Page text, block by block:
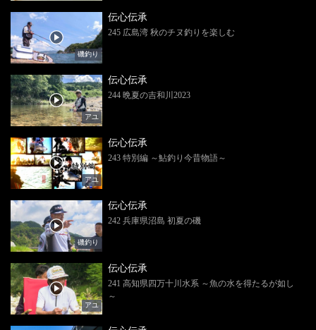
磯釣り
伝心伝承
245 広島湾 秋のチヌ釣りを楽しむ
アユ
伝心伝承
244 晩夏の吉和川2023
アユ
伝心伝承
243 特別編 ～鮎釣り今昔物語～
磯釣り
伝心伝承
242 兵庫県沼島 初夏の磯
アユ
伝心伝承
241 高知県四万十川水系 ～魚の水を得たるが如し
～